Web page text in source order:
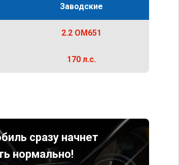
Заводские
2.2 OM651
170 л.с.
сразу начнет
нормально!